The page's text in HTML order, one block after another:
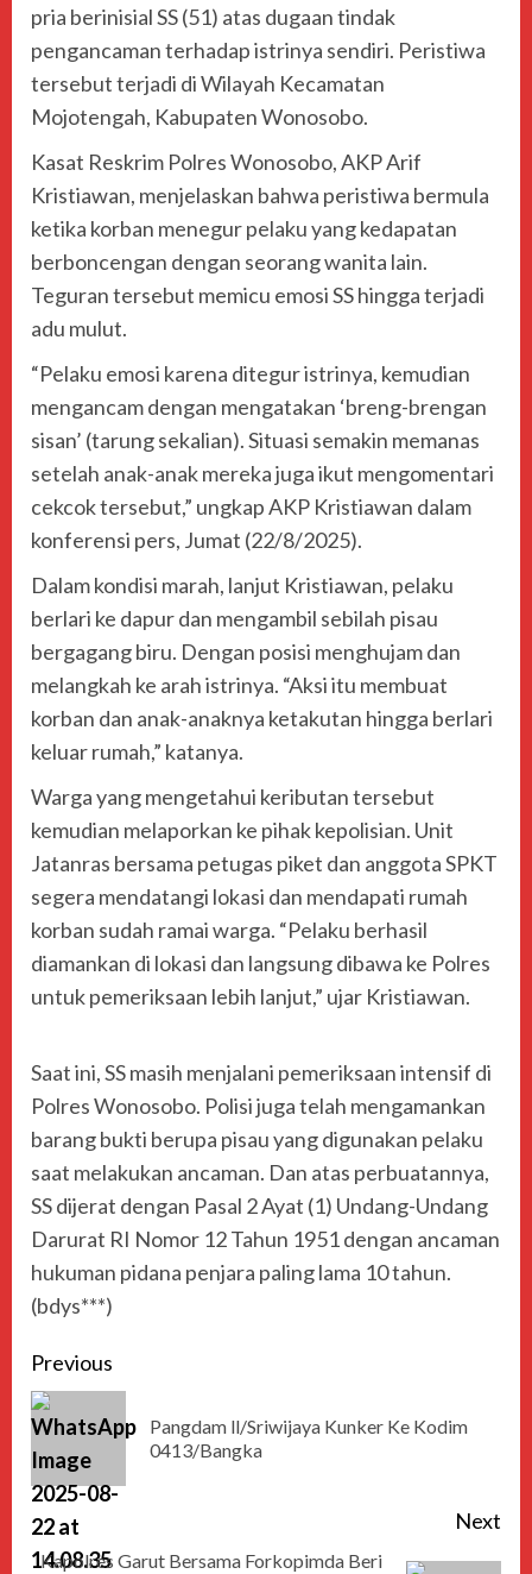
pria berinisial SS (51) atas dugaan tindak
pengancaman terhadap istrinya sendiri. Peristiwa
tersebut terjadi di Wilayah Kecamatan
Mojotengah, Kabupaten Wonosobo.
Kasat Reskrim Polres Wonosobo, AKP Arif
Kristiawan, menjelaskan bahwa peristiwa bermula
ketika korban menegur pelaku yang kedapatan
berboncengan dengan seorang wanita lain.
Teguran tersebut memicu emosi SS hingga terjadi
adu mulut.
“Pelaku emosi karena ditegur istrinya, kemudian
mengancam dengan mengatakan ‘breng-brengan
sisan’ (tarung sekalian). Situasi semakin memanas
setelah anak-anak mereka juga ikut mengomentari
cekcok tersebut,” ungkap AKP Kristiawan dalam
konferensi pers, Jumat (22/8/2025).
Dalam kondisi marah, lanjut Kristiawan, pelaku
berlari ke dapur dan mengambil sebilah pisau
bergagang biru. Dengan posisi menghujam dan
melangkah ke arah istrinya. “Aksi itu membuat
korban dan anak-anaknya ketakutan hingga berlari
keluar rumah,” katanya.
Warga yang mengetahui keributan tersebut
kemudian melaporkan ke pihak kepolisian. Unit
Jatanras bersama petugas piket dan anggota SPKT
segera mendatangi lokasi dan mendapati rumah
korban sudah ramai warga. “Pelaku berhasil
diamankan di lokasi dan langsung dibawa ke Polres
untuk pemeriksaan lebih lanjut,” ujar Kristiawan.
Saat ini, SS masih menjalani pemeriksaan intensif di
Polres Wonosobo. Polisi juga telah mengamankan
barang bukti berupa pisau yang digunakan pelaku
saat melakukan ancaman. Dan atas perbuatannya,
SS dijerat dengan Pasal 2 Ayat (1) Undang-Undang
Darurat RI Nomor 12 Tahun 1951 dengan ancaman
hukuman pidana penjara paling lama 10 tahun.
(bdys***)
Previous
Pangdam ll/Sriwijaya Kunker Ke Kodim
0413/Bangka
Next
Kapolres Garut Bersama Forkopimda Beri